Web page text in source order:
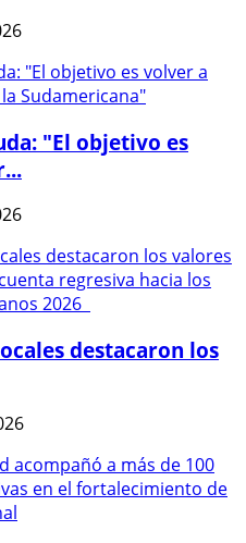
"El objetivo es
destacaron los